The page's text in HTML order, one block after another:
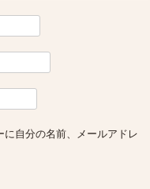
自分の名前、メールアドレ